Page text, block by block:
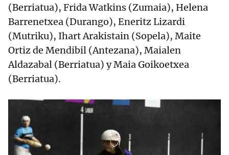
(Berriatua), Frida Watkins (Zumaia), Helena
Barrenetxea (Durango), Eneritz Lizardi
(Mutriku), Ihart Arakistain (Sopela), Maite
Ortiz de Mendibil (Antezana), Maialen
Aldazabal (Berriatua) y Maia Goikoetxea
(Berriatua).